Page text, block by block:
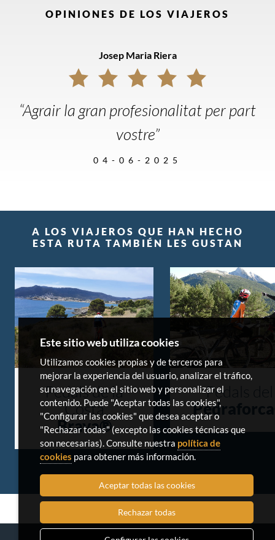
OPINIONES DE LOS VIAJEROS
Josep Maria Riera
“Agrair la gran profesionalitat per part
vostre”
04-06-2025
A LOS VIAJEROS QUE HAN HECHO
ESTA RUTA TAMBIÉN LES GUSTAN
Pedals de la
Costa
Brava®
Pedals del
Este sitio web utiliza cookies
Utilizamos cookies propias y de terceros para
mejorar la experiencia del usuario, analizar el tráfico,
su navegación en el sitio web y personalizar el
contenido. Puede "Aceptar todas las cookies",
"Configurar las cookies" que desea aceptar o
"Rechazar todas" (excepto las cookies técnicas que
son necesarias). Consulte nuestra política de
cookies para obtener más información.
Aceptar todas las cookies
Rechazar todas